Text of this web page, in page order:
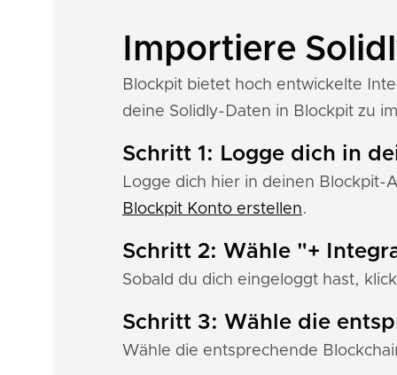
Importiere
Blockpit bietet hoch entwickelte
deine Solidly-Daten in Blockpit zu
Schritt 1: Logge dich in
Logge dich hier in deinen Blockpit-
Blockpit Konto erstellen.
Schritt 2: Wähle "+
Sobald du dich eingeloggt hast,
Schritt 3: Wähle die
Wähle die entsprechende